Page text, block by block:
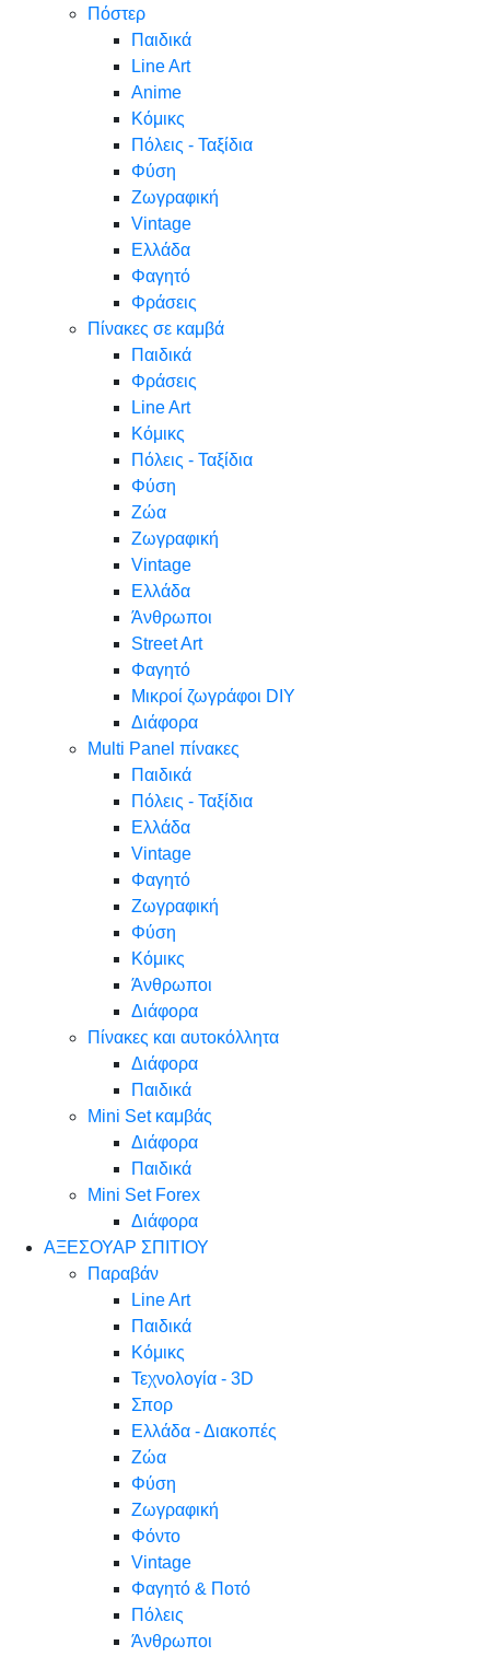
Πόστερ
Παιδικά
Line Art
Anime
Κόμικς
Πόλεις - Ταξίδια
Φύση
Ζωγραφική
Vintage
Ελλάδα
Φαγητό
Φράσεις
Πίνακες σε καμβά
Παιδικά
Φράσεις
Line Art
Κόμικς
Πόλεις - Ταξίδια
Φύση
Ζώα
Ζωγραφική
Vintage
Ελλάδα
Άνθρωποι
Street Art
Φαγητό
Μικροί ζωγράφοι DIY
Διάφορα
Multi Panel πίνακες
Παιδικά
Πόλεις - Ταξίδια
Ελλάδα
Vintage
Φαγητό
Ζωγραφική
Φύση
Κόμικς
Άνθρωποι
Διάφορα
Πίνακες και αυτοκόλλητα
Διάφορα
Παιδικά
Mini Set καμβάς
Διάφορα
Παιδικά
Mini Set Forex
Διάφορα
ΑΞΕΣΟΥΑΡ ΣΠΙΤΙΟΥ
Παραβάν
Line Art
Παιδικά
Κόμικς
Τεχνολογία - 3D
Σπορ
Ελλάδα - Διακοπές
Ζώα
Φύση
Ζωγραφική
Φόντο
Vintage
Φαγητό & Ποτό
Πόλεις
Άνθρωποι